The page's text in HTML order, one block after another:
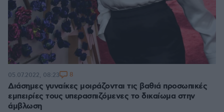
Διάσημες γυναίκες μοιράζονται τις βαθιά προσωπικές
εμπειρίες τους υπερασπιζόμενες το δικαίωμα στην
άμβλωση
05.07.2022, 08:23 8